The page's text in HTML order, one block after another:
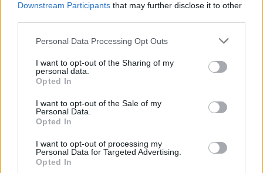
Downstream Participants that may further disclose it to other
Personal Data Processing Opt Outs
I want to opt-out of the Sharing of my
personal data.
Opted In
I want to opt-out of the Sale of my
Personal Data.
Opted In
I want to opt-out of processing my
Personal Data for Targeted Advertising.
Opted In
Αντί για καφέ: Τρία ροφήματα για άμεσο "ξύπνημα" και
ενέργεια που διαρκεί
06:55
Πυρκαγιές: «Πολύ υψηλός» ο κίνδυνος και σήμερα στην
Κρήτη - Δείτε χάρτη
06:44
Σητεία: Καλύτερη η εικόνα με την φωτιά στα Αχλάδια -